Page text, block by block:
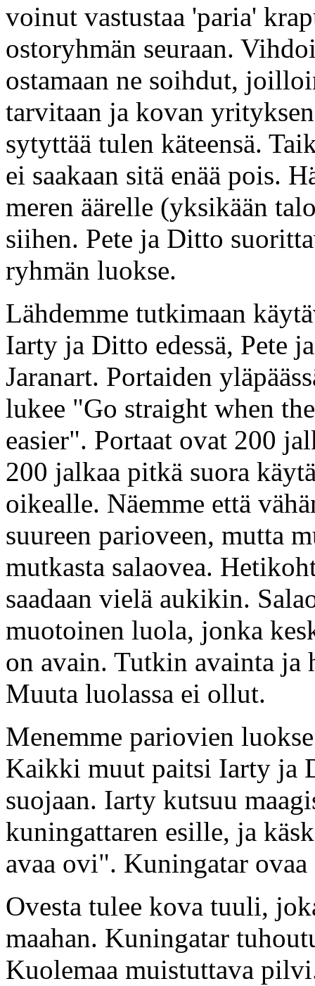
voinut vastustaa 'paria'
ostoryhmän seuraan.
ostamaan ne soihdut,
tarvitaan ja kovan
sytyttää tulen käteensä.
ei saakaan sitä enää pois.
meren äärelle (yksikään
siihen. Pete ja Ditto
ryhmän luokse.
Lähdemme tutkimaan
Iarty ja Ditto edessä, Pete
Jaranart. Portaiden
lukee "Go straight when
easier". Portaat ovat 200
200 jalkaa pitkä suora
oikealle. Näemme että
suureen parioveen, mutta
mutkasta salaovea.
saadaan vielä aukikin.
muotoinen luola, jonka
on avain. Tutkin avainta ja
Muuta luolassa ei ollut.
Menemme pariovien
Kaikki muut paitsi Iarty ja
suojaan. Iarty kutsuu
kuningattaren esille, ja
avaa ovi". Kuningatar ovaa
Ovesta tulee kova tuuli,
maahan. Kuningatar
Kuolemaa muistuttava